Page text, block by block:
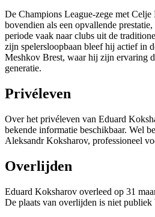
De Champions League-zege met
bovendien als een opvallende
periode vaak naar clubs uit de
zijn spelersloopbaan bleef hij actief in
Meshkov Brest, waar hij zijn ervaring
generatie.
Privéleven
Over het privéleven van Eduard
bekende informatie beschikbaar. Wel
Aleksandr Koksharov, professioneel
Overlijden
Eduard Koksharov overleed op 31
De plaats van overlijden is niet publiek